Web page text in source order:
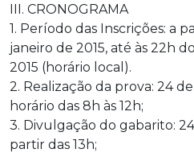
III. CRONOGRAMA
1. Período das Inscrições: a
janeiro de 2015, até às 22h
2015 (horário local).
2. Realização da prova: 24
horário das 8h às 12h;
3. Divulgação do gabarito:
partir das 13h;